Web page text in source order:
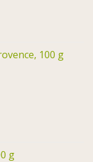
100 g
g